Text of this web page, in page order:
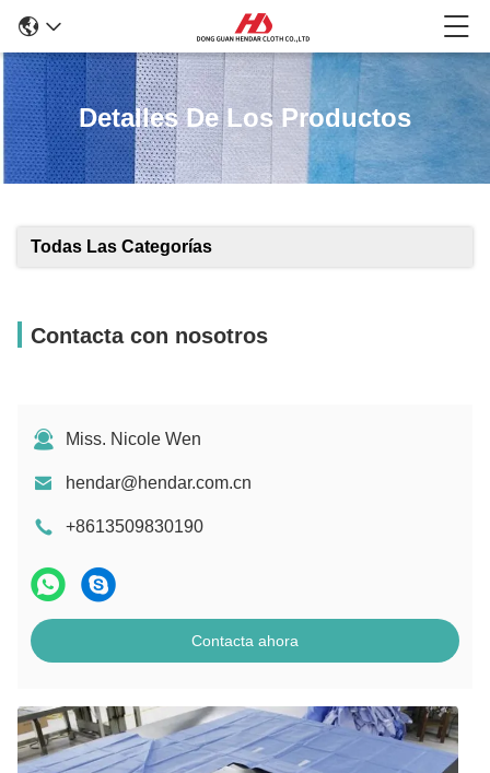
Detalles De Los Productos
Todas Las Categorías
Contacta con nosotros
Miss. Nicole Wen
hendar@hendar.com.cn
+8613509830190
Contacta ahora